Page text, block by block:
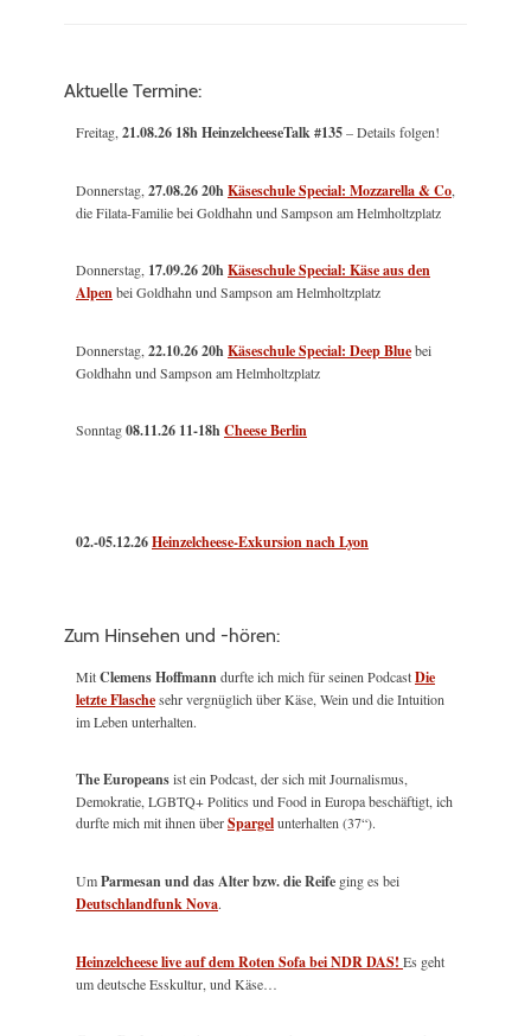
Aktuelle Termine:
Freitag,21.08.26 18h HeinzelcheeseTalk #135– Details folgen!
Donnerstag,27.08.26 20hKäseschule Special: Mozzarella & Co,
die Filata-Familie bei Goldhahn und Sampson am Helmholtzplatz
Donnerstag, 17.09.26 20hKäseschule Special: Käse aus den
Alpenbei Goldhahn und Sampson am Helmholtzplatz
Donnerstag,22.10.26 20hKäseschule Special: Deep Bluebei
Goldhahn und Sampson am Helmholtzplatz
Sonntag08.11.26 11-18hCheese Berlin
02.-05.12.26Heinzelcheese-Exkursion nach Lyon
Zum Hinsehen und -hören:
MitClemens Hoffmanndurfte ich mich für seinen PodcastDie
letzte Flaschesehr vergnüglich über Käse, Wein und die Intuition
im Leben unterhalten.
The Europeansist ein Podcast, der sich mit Journalismus,
Demokratie, LGBTQ+ Politics und Food in Europa beschäftigt, ich
durfte mich mit ihnen überSpargelunterhalten (37“).
UmParmesan und das Alter bzw. die Reife ging es bei
Deutschlandfunk Nova.
Heinzelcheese live auf dem Roten Sofa bei NDR DAS! Es geht
um deutsche Esskultur, und Käse…